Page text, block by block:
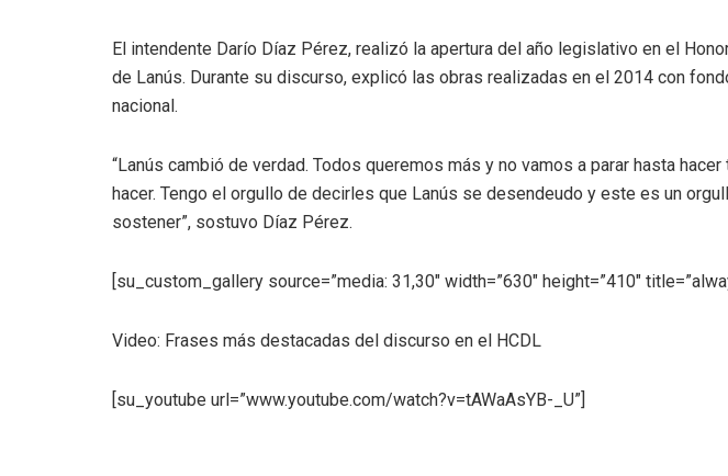
El intendente Darío Díaz Pérez, realizó la apertura del año legislativo en el
de Lanús. Durante su discurso, explicó las obras realizadas en el 2014 con
nacional.
“Lanús cambió de verdad. Todos queremos más y no vamos a parar hasta
hacer. Tengo el orgullo de decirles que Lanús se desendeudo y este es un
sostener”, sostuvo Díaz Pérez.
[su_custom_gallery source=”media: 31,30″ width=”630″ height=”410″
Video: Frases más destacadas del discurso en el HCDL
[su_youtube url=”www.youtube.com/watch?v=tAWaAsYB-_U”]